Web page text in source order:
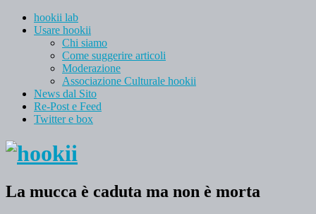
hookii lab
Usare hookii
Chi siamo
Come suggerire articoli
Moderazione
Associazione Culturale hookii
News dal Sito
Re-Post e Feed
Twitter e box
La mucca è caduta ma non è morta